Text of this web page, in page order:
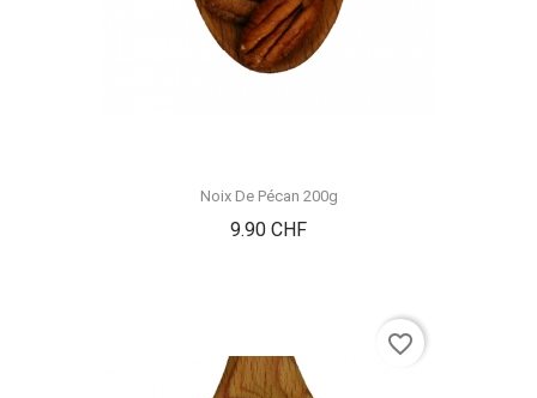
Noix De Pécan 200g
9.90 CHFPrix
favorite_border